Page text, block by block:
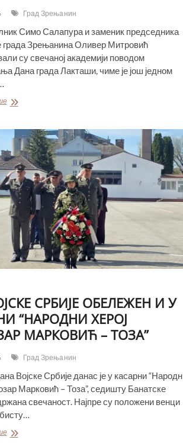
Град Зрењанин
Симо Салапура и заменик председника
Зрењанина Оливер Митровић
су свечаној академији поводом
Дана града Лакташи, чиме је још једном
ГРАДОНАЧЕЛНИК
ОБЕЛЕЖАВАЊУ
ДАНА
ГРАДА
ЛАКТАШИ
СРБИЈЕ ОБЕЛЕЖЕН И У
“НАРОДНИ ХЕРОЈ
МАРКОВИЋ – ТОЗА”
Град Зрењанин
Војске Србије данас је у касарни
Марковић – Тоза”, седишту Банатске
свечаност. Најпре су положени венци
ДАН